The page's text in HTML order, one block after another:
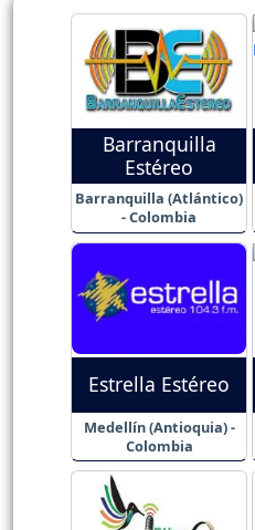
Barranquilla
Estéreo
Barranquilla (Atlántico)
- Colombia
Estrella Estéreo
Medellín (Antioquia) -
Colombia